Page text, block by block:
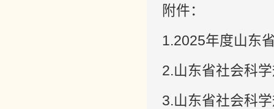
附件：
1.2025年度山东
2.山东省社会科
3.山东省社会科